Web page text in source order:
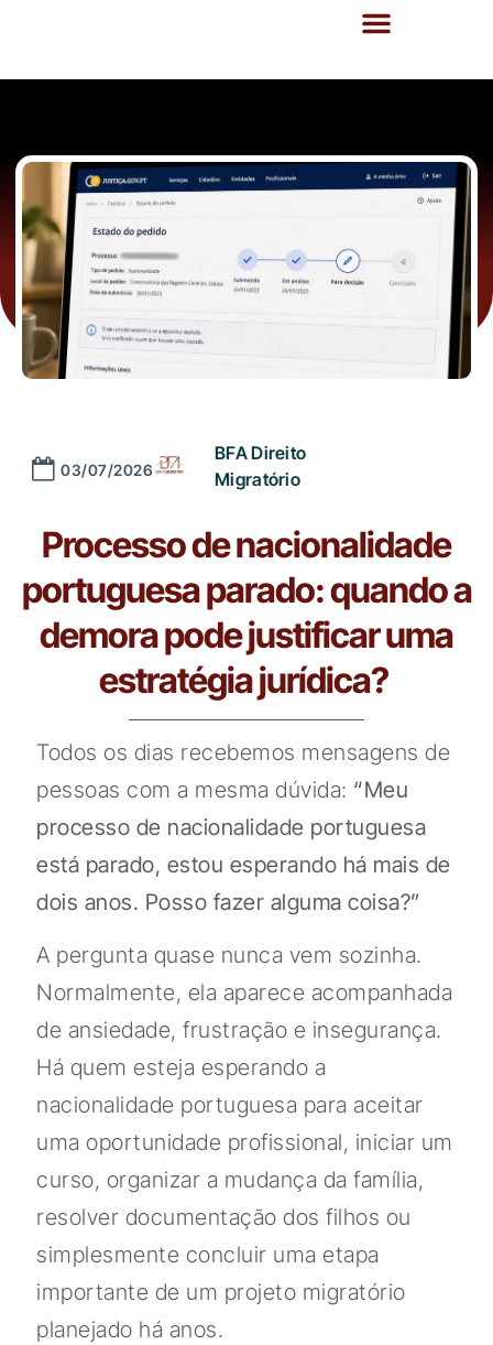
03/07/2026
BFA Direito
Migratório
Processo de nacionalidade
portuguesa parado: quando a
demora pode justificar uma
estratégia jurídica?
Todos os dias recebemos mensagens de
pessoas com a mesma dúvida: “Meu
processo de nacionalidade portuguesa
está parado, estou esperando há mais de
dois anos. Posso fazer alguma coisa?”
A pergunta quase nunca vem sozinha.
Normalmente, ela aparece acompanhada
de ansiedade, frustração e insegurança.
Há quem esteja esperando a
nacionalidade portuguesa para aceitar
uma oportunidade profissional, iniciar um
curso, organizar a mudança da família,
resolver documentação dos filhos ou
simplesmente concluir uma etapa
importante de um projeto migratório
planejado há anos.